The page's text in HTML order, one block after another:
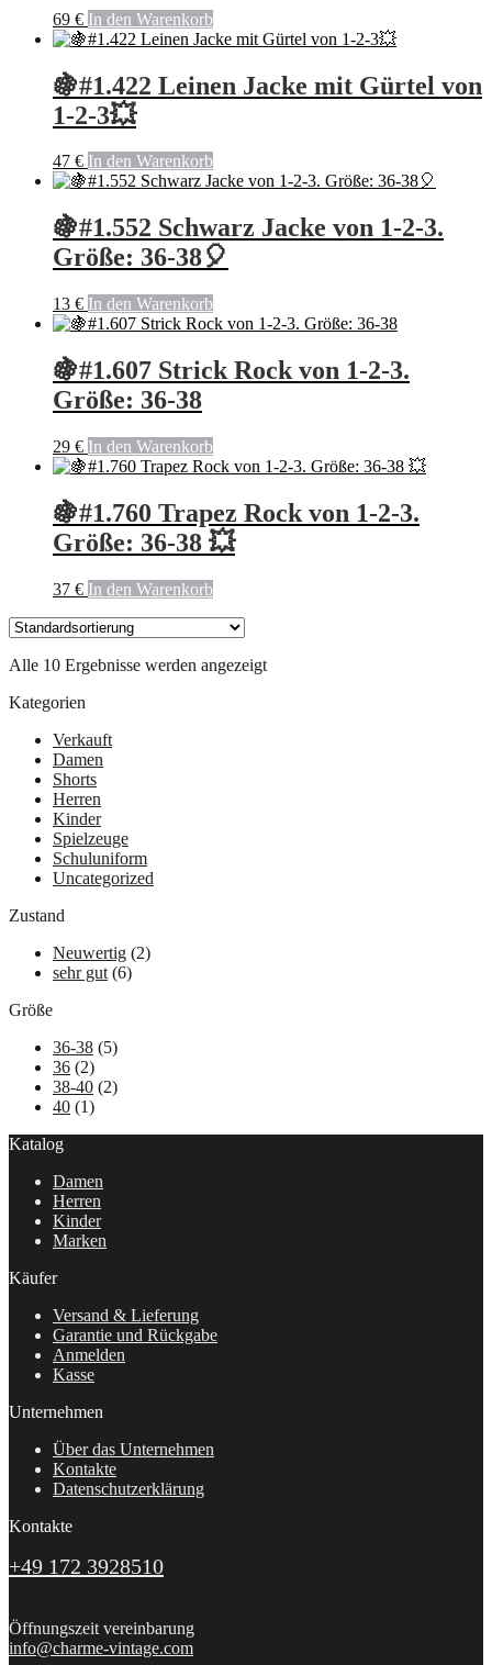
69 € In den Warenkorb
🍇#1.422 Leinen Jacke mit Gürtel von
1-2-3💥
47 € In den Warenkorb
🍇#1.552 Schwarz Jacke von 1-2-3.
Größe: 36-38🎈
13 € In den Warenkorb
🍇#1.607 Strick Rock von 1-2-3.
Größe: 36-38
29 € In den Warenkorb
🍇#1.760 Trapez Rock von 1-2-3.
Größe: 36-38 💥
37 € In den Warenkorb
Alle 10 Ergebnisse werden angezeigt
Kategorien
Verkauft
Damen
Shorts
Herren
Kinder
Spielzeuge
Schuluniform
Uncategorized
Zustand
Neuwertig (2)
sehr gut (6)
Größe
36-38 (5)
36 (2)
38-40 (2)
40 (1)
Katalog
Damen
Herren
Kinder
Marken
Käufer
Versand & Lieferung
Garantie und Rückgabe
Anmelden
Kasse
Unternehmen
Über das Unternehmen
Kontakte
Datenschutzerklärung
Kontakte
+49 172 3928510
Öffnungszeit vereinbarung
info@charme-vintage.com